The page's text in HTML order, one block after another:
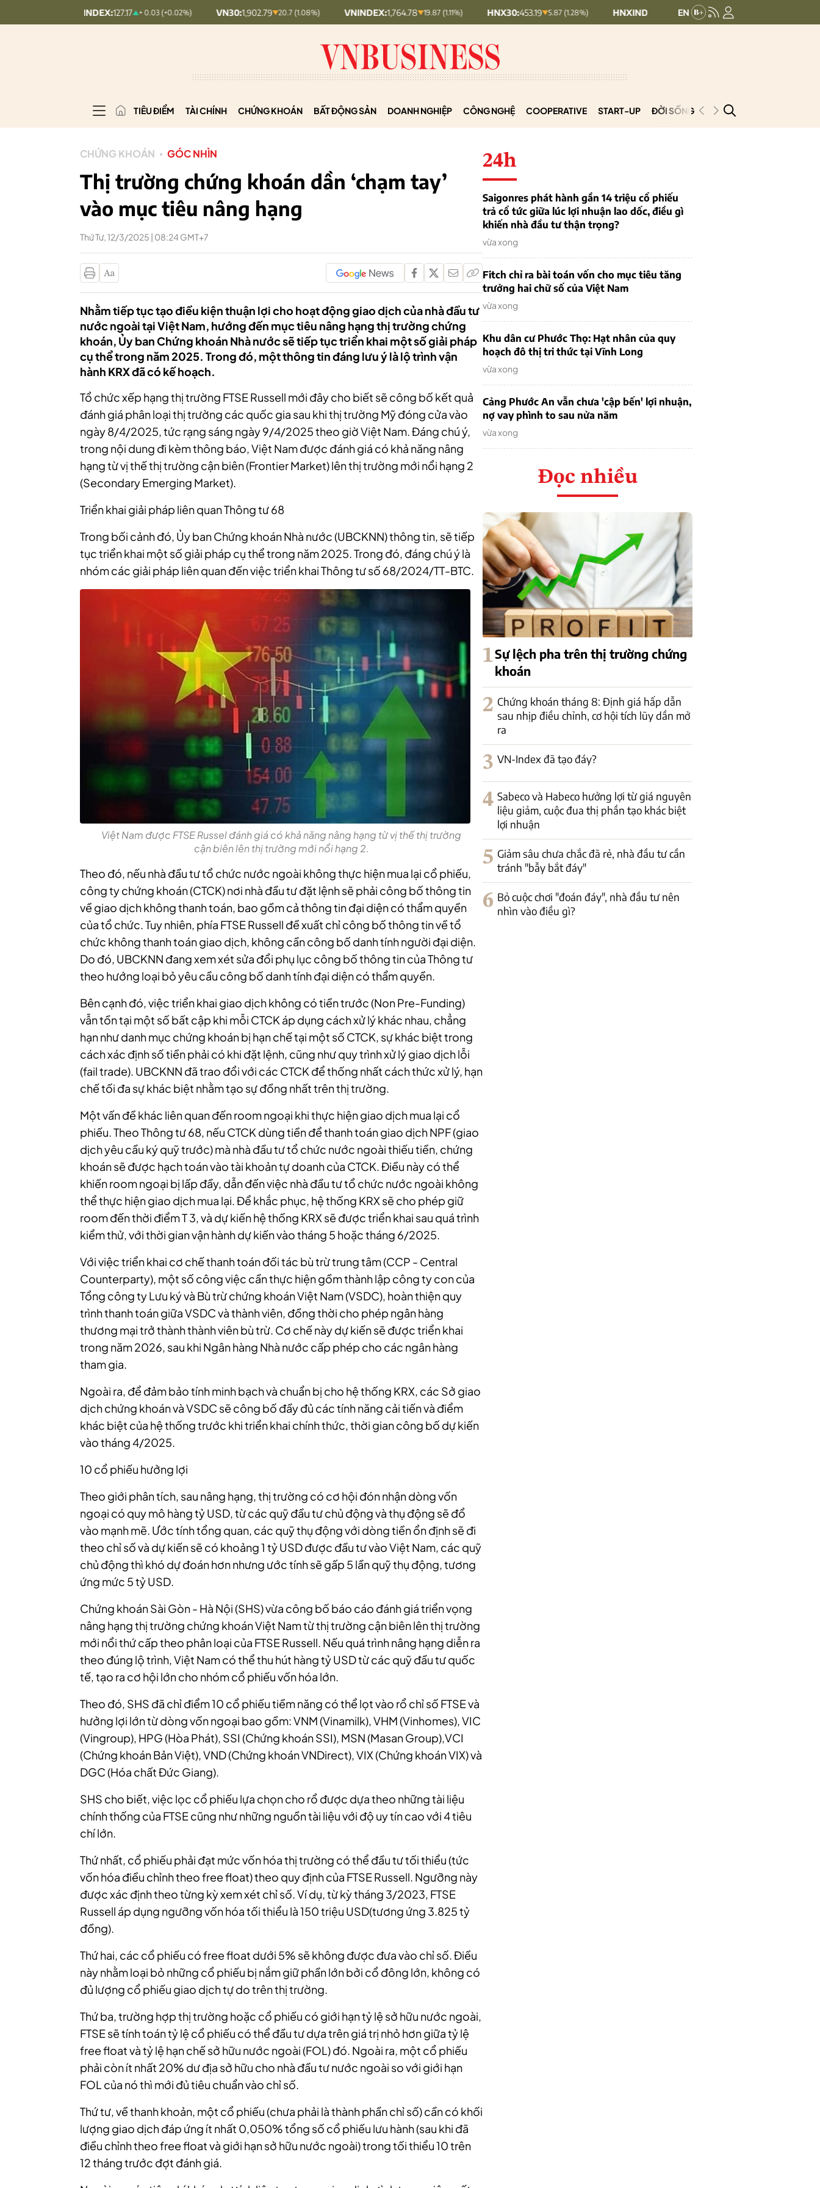
+ 0.03 (+0.02%) VN30:1,902.79 20.7 (1.08%) VNINDEX: 1,764.78 19.87 (1.11%) HNX30: 453.19 5.87 (1.28%) HNXINDEX: 292.64 8.56 (2.84%) UPCOMINDEX:
TIÊU ĐIỂM TÀI CHÍNH CHỨNG KHOÁN BẤT ĐỘNG SẢN DOANH NGHIỆP CÔNG NGHỆ COOPERATIVE START-UP ĐỜI SỐNG PODCAST
CHỨNG KHOÁN GÓC NHÌN
Thị trường chứng khoán dần ‘chạm tay’
vào mục tiêu nâng hạng
Thứ Tư, 12/3/2025 | 08:24 GMT+7
Nhằm tiếp tục tạo điều kiện thuận lợi cho hoạt động giao dịch của nhà đầu tư
nước ngoài tại Việt Nam, hướng đến mục tiêu nâng hạng thị trường chứng
khoán, Ủy ban Chứng khoán Nhà nước sẽ tiếp tục triển khai một số giải pháp
cụ thể trong năm 2025. Trong đó, một thông tin đáng lưu ý là lộ trình vận
hành KRX đã có kế hoạch.
Tổ chức xếp hạng thị trường FTSE Russell mới đây cho biết sẽ công bố kết quả
đánh giá phân loại thị trường các quốc gia sau khi thị trường Mỹ đóng cửa vào
ngày 8/4/2025, tức rạng sáng ngày 9/4/2025 theo giờ Việt Nam. Đáng chú ý,
trong nội dung đi kèm thông báo, Việt Nam được đánh giá có khả năng nâng
hạng từ vị thế thị trường cận biên (Frontier Market) lên thị trường mới nổi hạng 2
(Secondary Emerging Market).
Triển khai giải pháp liên quan Thông tư 68
Trong bối cảnh đó, Ủy ban Chứng khoán Nhà nước (UBCKNN) thông tin, sẽ tiếp
tục triển khai một số giải pháp cụ thể trong năm 2025. Trong đó, đáng chú ý là
nhóm các giải pháp liên quan đến việc triển khai Thông tư số 68/2024/TT-BTC.
Việt Nam được FTSE Russel đánh giá có khả năng nâng hạng từ vị thế thị trường
cận biên lên thị trường mới nổi hạng 2.
Theo đó, nếu nhà đầu tư tổ chức nước ngoài không thực hiện mua lại cổ phiếu,
công ty chứng khoán (CTCK) nơi nhà đầu tư đặt lệnh sẽ phải công bố thông tin
về giao dịch không thanh toán, bao gồm cả thông tin đại diện có thẩm quyền
của tổ chức. Tuy nhiên, phía FTSE Russell đề xuất chỉ công bố thông tin về tổ
chức không thanh toán giao dịch, không cần công bố danh tính người đại diện.
Do đó, UBCKNN đang xem xét sửa đổi phụ lục công bố thông tin của Thông tư
theo hướng loại bỏ yêu cầu công bố danh tính đại diện có thẩm quyền.
Bên cạnh đó, việc triển khai giao dịch không có tiền trước (Non Pre-Funding)
vẫn tồn tại một số bất cập khi mỗi CTCK áp dụng cách xử lý khác nhau, chẳng
hạn như danh mục chứng khoán bị hạn chế tại một số CTCK, sự khác biệt trong
cách xác định số tiền phải có khi đặt lệnh, cũng như quy trình xử lý giao dịch lỗi
(fail trade). UBCKNN đã trao đổi với các CTCK để thống nhất cách thức xử lý, hạn
chế tối đa sự khác biệt nhằm tạo sự đồng nhất trên thị trường.
Một vấn đề khác liên quan đến room ngoại khi thực hiện giao dịch mua lại cổ
phiếu. Theo Thông tư 68, nếu CTCK dùng tiền để thanh toán giao dịch NPF (giao
dịch yêu cầu ký quỹ trước)mà nhà đầu tư tổ chức nước ngoài thiếu tiền, chứng
khoán sẽ được hạch toán vào tài khoản tự doanh của CTCK. Điều này có thể
khiến room ngoại bị lấp đầy, dẫn đến việc nhà đầu tư tổ chức nước ngoài không
thể thực hiện giao dịch mua lại. Để khắc phục, hệ thống KRX sẽ cho phép giữ
room đến thời điểm T 3, và dự kiến hệ thống KRX sẽ được triển khai sau quá trình
kiểm thử, với thời gian vận hành dự kiến vào tháng 5 hoặc tháng 6/2025.
Với việc triển khai cơ chế thanh toán đối tác bù trừ trung tâm (CCP - Central
Counterparty), một số công việc cần thực hiện gồm thành lập công ty con của
Tổng công ty Lưu ký và Bù trừ chứng khoán Việt Nam (VSDC), hoàn thiện quy
trình thanh toán giữa VSDC và thành viên, đồng thời cho phép ngân hàng
thương mại trở thành thành viên bù trừ. Cơ chế này dự kiến sẽ được triển khai
trong năm 2026, sau khi Ngân hàng Nhà nước cấp phép cho các ngân hàng
tham gia.
Ngoài ra, để đảm bảo tính minh bạch và chuẩn bị cho hệ thống KRX, các Sở giao
dịch chứng khoán và VSDC sẽ công bố đầy đủ các tính năng cải tiến và điểm
khác biệt của hệ thống trước khi triển khai chính thức, thời gian công bố dự kiến
vào tháng 4/2025.
10 cổ phiếu hưởng lợi
Theo giới phân tích, sau nâng hạng, thị trường có cơ hội đón nhận dòng vốn
ngoại có quy mô hàng tỷ USD, từ các quỹ đầu tư chủ động và thụ động sẽ đổ
vào mạnh mẽ. Ước tính tổng quan, các quỹ thụ động với dòng tiền ổn định sẽ đi
theo chỉ số và dự kiến sẽ có khoảng 1 tỷ USD được đầu tư vào Việt Nam, các quỹ
chủ động thì khó dự đoán hơn nhưng ước tính sẽ gấp 5 lần quỹ thụ động, tương
ứng mức 5 tỷ USD.
Chứng khoán Sài Gòn - Hà Nội (SHS) vừa công bố báo cáo đánh giá triển vọng
nâng hạng thị trường chứng khoán Việt Nam từ thị trường cận biên lên thị trường
mới nổi thứ cấp theo phân loại của FTSE Russell. Nếu quá trình nâng hạng diễn ra
theo đúng lộ trình, Việt Nam có thể thu hút hàng tỷ USD từ các quỹ đầu tư quốc
tế, tạo ra cơ hội lớn cho nhóm cổ phiếu vốn hóa lớn.
Theo đó, SHS đã chỉ điểm 10 cổ phiếu tiềm năng có thể lọt vào rổ chỉ số FTSE và
hưởng lợi lớn từ dòng vốn ngoại bao gồm: VNM (Vinamilk), VHM (Vinhomes), VIC
(Vingroup), HPG (Hòa Phát), SSI (Chứng khoán SSI), MSN (Masan Group),VCI
(Chứng khoán Bản Việt), VND (Chứng khoán VNDirect), VIX (Chứng khoán VIX) và
DGC (Hóa chất Đức Giang).
SHS cho biết, việc lọc cổ phiếu lựa chọn cho rổ được dựa theo những tài liệu
chính thống của FTSE cũng như những nguồn tài liệu với độ uy tín cao với 4 tiêu
chí lớn.
Thứ nhất, cổ phiếu phải đạt mức vốn hóa thị trường có thể đầu tư tối thiểu (tức
vốn hóa điều chỉnh theo free float) theo quy định của FTSE Russell. Ngưỡng này
được xác định theo từng kỳ xem xét chỉ số. Ví dụ, từ kỳ tháng 3/2023, FTSE
Russell áp dụng ngưỡng vốn hóa tối thiểu là 150 triệu USD(tương ứng 3.825 tỷ
đồng).
Thứ hai, các cổ phiếu có free float dưới 5% sẽ không được đưa vào chỉ số. Điều
này nhằm loại bỏ những cổ phiếu bị nắm giữ phần lớn bởi cổ đông lớn, không có
đủ lượng cổ phiếu giao dịch tự do trên thị trường.
Thứ ba, trường hợp thị trường hoặc cổ phiếu có giới hạn tỷ lệ sở hữu nước ngoài,
FTSE sẽ tính toán tỷ lệ cổ phiếu có thể đầu tư dựa trên giá trị nhỏ hơn giữa tỷ lệ
free float và tỷ lệ hạn chế sở hữu nước ngoài (FOL) đó. Ngoài ra, một cổ phiếu
phải còn ít nhất 20% dư địa sở hữu cho nhà đầu tư nước ngoài so với giới hạn
FOL của nó thì mới đủ tiêu chuẩn vào chỉ số.
Thứ tư, về thanh khoản, một cổ phiếu (chưa phải là thành phần chỉ số) cần có khối
lượng giao dịch đáp ứng ít nhất 0,050% tổng số cổ phiếu lưu hành (sau khi đã
điều chỉnh theo free float và giới hạn sở hữu nước ngoài) trong tối thiểu 10 trên
12 tháng trước đợt đánh giá.
24h
Saigonres phát hành gần 14 triệu cổ phiếu
trả cổ tức giữa lúc lợi nhuận lao dốc, điều gì
khiến nhà đầu tư thận trọng?
vừa xong
Fitch chỉ ra bài toán vốn cho mục tiêu tăng
trưởng hai chữ số của Việt Nam
vừa xong
Khu dân cư Phước Thọ: Hạt nhân của quy
hoạch đô thị tri thức tại Vĩnh Long
vừa xong
Cảng Phước An vẫn chưa 'cập bến' lợi nhuận,
nợ vay phình to sau nửa năm
vừa xong
Đọc nhiều
1Sự lệch pha trên thị trường chứng
khoán
2 Chứng khoán tháng 8: Định giá hấp dẫn
sau nhịp điều chỉnh, cơ hội tích lũy dần mở
ra
3 VN-Index đã tạo đáy?
4 Sabeco và Habeco hưởng lợi từ giá nguyên
liệu giảm, cuộc đua thị phần tạo khác biệt
lợi nhuận
5 Giảm sâu chưa chắc đã rẻ, nhà đầu tư cần
tránh "bẫy bắt đáy"
6 Bỏ cuộc chơi "đoán đáy", nhà đầu tư nên
nhìn vào điều gì?